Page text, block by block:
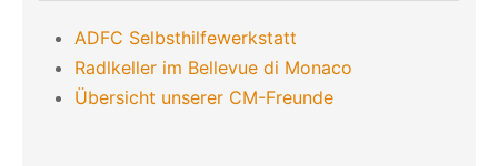
ADFC Selbsthilfewerkstatt
Radlkeller im Bellevue di Monaco
Übersicht unserer CM-Freunde